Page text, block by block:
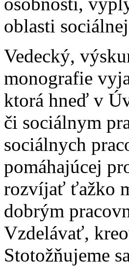
oblasti
Vedecký,
monografie
ktorá hneď v
či sociálnym
sociálnych
pomáhajúcej
rozvíjať ťažko
dobrým
Vzdelávať,
Stotožňujeme